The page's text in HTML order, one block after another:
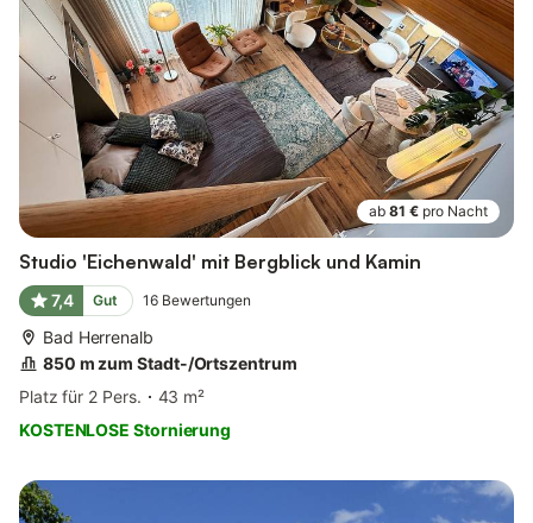
ab 81 € pro Nacht
Studio 'Eichenwald' mit Bergblick und Kamin
7,4 Gut 16 Bewertungen
Bad Herrenalb
850 m zum Stadt-/Ortszentrum
Platz für 2 Pers.
43 m²
KOSTENLOSE Stornierung